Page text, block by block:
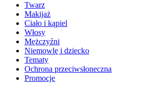
Twarz
Makijaż
Ciało i kąpiel
Włosy
Mężczyźni
Niemowlę i dziecko
Tematy
Ochrona przeciwsłoneczna
Promocje